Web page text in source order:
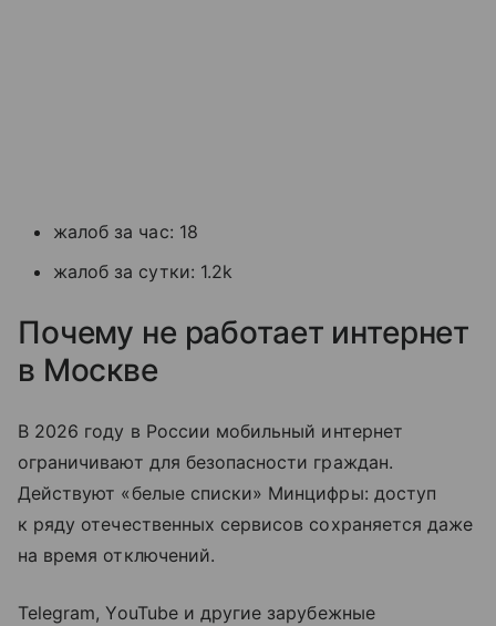
жалоб за час: 18
жалоб за сутки: 1.2k
Почему не работает интернет
в Москве
В 2026 году в России мобильный интернет
ограничивают для безопасности граждан.
Действуют «белые списки» Минцифры: доступ
к ряду отечественных сервисов сохраняется даже
на время отключений.
Telegram, YouTube и другие зарубежные